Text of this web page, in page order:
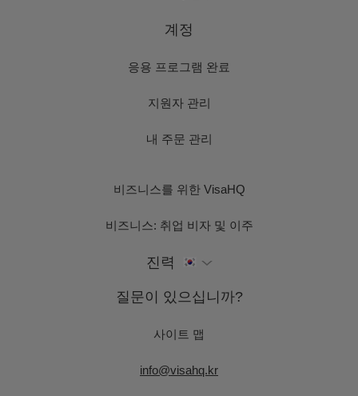
계정
응용 프로그램 완료
지원자 관리
내 주문 관리
비즈니스를 위한 VisaHQ
비즈니스: 취업 비자 및 이주
진력
질문이 있으십니까?
사이트 맵
info@visahq.kr